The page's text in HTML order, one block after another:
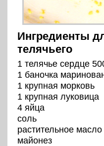
Ингредиенты
телячьего
1 телячье сердце
1 баночка
1 крупная морковь
1 крупная луковица
4 яйца
соль
растительное
майонез